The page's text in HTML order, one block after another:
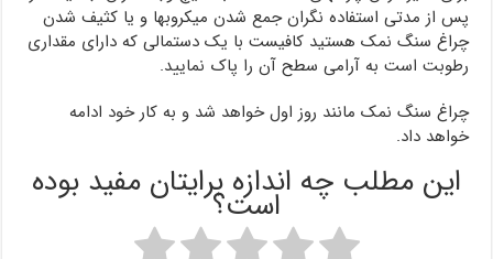
پس از مدتی استفاده نگران جمع شدن میکروبها و یا کثیف شدن
چراغ سنگ نمک هستید کافیست با یک دستمالی که دارای مقداری
رطوبت است به آرامی سطح آن را پاک نمایید.
چراغ سنگ نمک مانند روز اول خواهد شد و به کار خود ادامه
خواهد داد.
این مطلب چه اندازه برایتان مفید بوده
است؟